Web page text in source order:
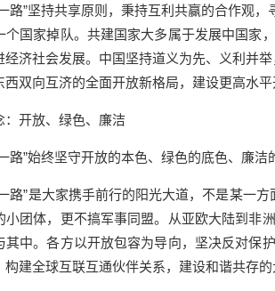
路”坚持共享原则，秉持互利共赢的合作观
个国家掉队。共建国家大多属于发展中国家
经济社会发展。中国坚持道义为先、义利并
西双向互济的全面开放新格局，建设更高水
：开放、绿色、廉洁
路”始终坚守开放的本色、绿色的底色、廉
路”是大家携手前行的阳光大道，不是某一
小团体，更不搞军事同盟。从亚欧大陆到非
其中。各方以开放包容为导向，坚决反对保
构建全球互联互通伙伴关系，建设和谐共存